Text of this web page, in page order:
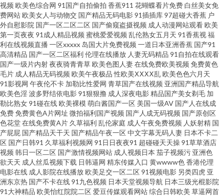
丁香五月天综合网 激情文学日韩无码 人人插人人摸 91次元免费视频 97欧美
肏屄视频网址 草莓视频最新章节 国产豆花av在线 久久大香蕉99 欧美日韩国
产有线 四虎密臀av蜜桃 在线伪娘AV 午夜桃色18 91蜜桃做爱视频 97国产人人
97成人自拍 91唐伯虎 91国内产大香蕉 91超碰在线 97色超碰在线 国产久久
区 九一小视频 日本啪啪视频 亚洲第一夜页 亚洲爱爱爱含羞草 伊人婷婷麻豆
伊人香集Av AV黄色网址 极品五月花综合 日韩色黄 午夜福利a毛片 尤物网成
人 99资源超碰 老湿机视频网站 探花av电影导航 亚洲龙1级a片 91无码色图 成
人VA视频 精品福利局 欧美孕妇性交 午夜福利剧院 不卡综合11 久久av社区 欧
视频 欧美色综合网 91国产自拍偷拍 香蕉911 花蝴蝶看片免费 白丝美女免
费网站欧美女人与动物交 国产精品无码电影91插插库97超碰大香蕉 户
外自慰影院 国产一区二区二区 国产偷窥盗摄视频 成人动漫网站观看欧美
第一页夜夜 91成人精品视频 蜜桃爱爱视频 乱伦熟女五月天 91香蕉视福
利在线视频直播 一区xxxxx 岛国大片免费视频 一道日本亚洲香蕉 国产91
高清精品 国产一区二区福利 伦理在线播放 人妻无码精品 91自拍在线观看
国产一级片内射夜夜骑青青草欧美色图人妻在线免费欧美视频 免费黄色
毛片 成人精品无码视频 欧美午夜极品 性欧美ⅩⅩⅩⅩ乱欧美色色六月天
91影视网 午夜伦不卡 加勒比性爱网 青草国产在线视频 亚洲国产精品导航
欧美色淫波多野结依电影91狠狠撸 成人深夜电影精品国产美女剃毛 加
勒比熟女91碰在线欧美裸模萌白酱国产一区 美国一级AV 国产人在线成
免费免费黄色A片网址 微拍福利国产视频 国产人成无码视频 国产原创区
色花堂在线免费黄A片 久草福利 乱伦家庭 成人午夜免费视频 人妖射精 国
产屁屁 国产精品天干天 国产精品午夜一区中文字幕无码人妻 日本不卡二
区 国产日韩91 久草福利视频网 91日日夜夜91 超碰碰天天操91草草酒店
视频 韩日一区二区 国产激情视频网站 成人视频日本 茄子视频污 亚洲色
欲天天 成人丝瓜视频下载 日韩逼网 精东传媒入口 黄wwww色香港伦理
电影在线 成人影院在线播放欧美足交一区二区91视频电影 另类四虎 亚
洲东京热 国产不卡在线91九色视频 日本天堂视频导航 日本三级光棍影院
91大神精品 欧美怡红院院二区 爱豆传媒观看网站综合日韩欧美 草逼网首